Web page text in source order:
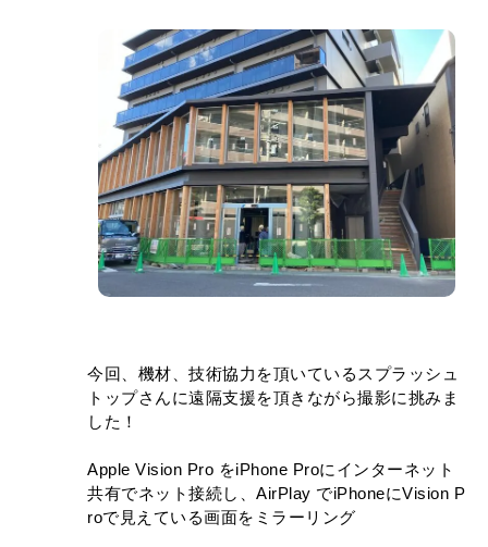
今回、機材、技術協力を頂いているスプラッシュ
トップさんに遠隔支援を頂きながら撮影に挑みま
した！
Apple Vision Pro をiPhone Proにインターネット
共有でネット接続し、AirPlay でiPhoneにVision P
roで見えている画面をミラーリング